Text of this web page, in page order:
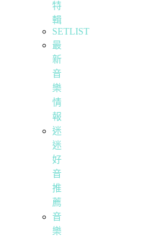
特
輯
SETLIST
最
新
音
樂
情
報
迷
迷
好
音
推
薦
音
樂